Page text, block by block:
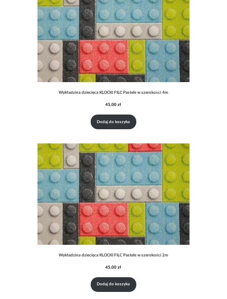
Wykładzina dziecięca KLOCKI FILC Pastele w szerokosci 4m
45,00zł
Dodaj do koszyka
Wykładzina dziecięca KLOCKI FILC Pastele w szerokości 2m
45,00zł
Dodaj do koszyka